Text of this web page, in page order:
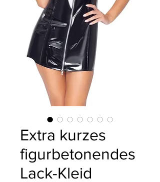
Extra kurzes
figurbetonendes
Lack-Kleid